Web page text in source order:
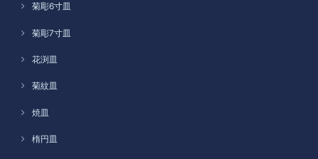
菊彫6寸皿
菊彫7寸皿
花渕皿
菊紋皿
焼皿
楕円皿